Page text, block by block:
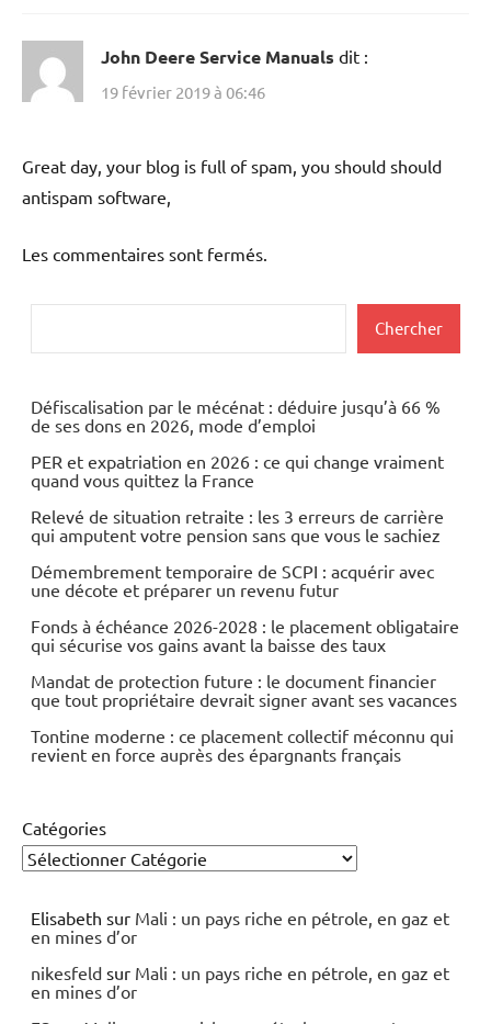
John Deere Service Manuals dit :
19 février 2019 à 06:46
Great day, your blog is full of spam, you should should
antispam software,
Les commentaires sont fermés.
Chercher
Défiscalisation par le mécénat : déduire jusqu’à 66 %
de ses dons en 2026, mode d’emploi
PER et expatriation en 2026 : ce qui change vraiment
quand vous quittez la France
Relevé de situation retraite : les 3 erreurs de carrière
qui amputent votre pension sans que vous le sachiez
Démembrement temporaire de SCPI : acquérir avec
une décote et préparer un revenu futur
Fonds à échéance 2026-2028 : le placement obligataire
qui sécurise vos gains avant la baisse des taux
Mandat de protection future : le document financier
que tout propriétaire devrait signer avant ses vacances
Tontine moderne : ce placement collectif méconnu qui
revient en force auprès des épargnants français
Catégories
Elisabeth sur Mali : un pays riche en pétrole, en gaz et
en mines d’or
nikesfeld sur Mali : un pays riche en pétrole, en gaz et
en mines d’or